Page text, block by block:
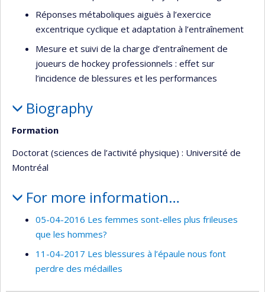
Réponses métaboliques aiguës à l’exercice
excentrique cyclique et adaptation à l’entraînement
Mesure et suivi de la charge d’entraînement de
joueurs de hockey professionnels : effet sur
l’incidence de blessures et les performances
Biography
Formation
Doctorat (sciences de l’activité physique) : Université de
Montréal
For more information…
05-04-2016 Les femmes sont-elles plus frileuses
que les hommes?
11-04-2017 Les blessures à l’épaule nous font
perdre des médailles